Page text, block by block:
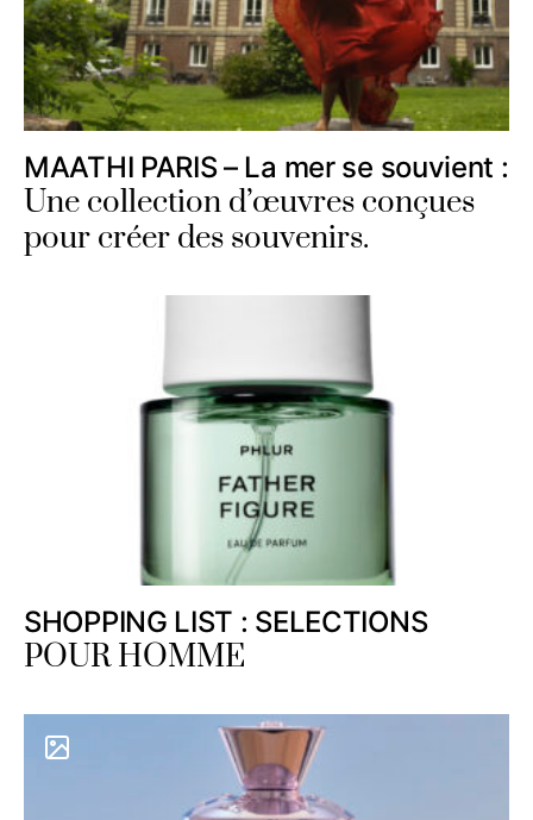
MAATHI PARIS – La mer se souvient :
Une collection d’œuvres conçues
pour créer des souvenirs.
SHOPPING LIST : SELECTIONS
POUR HOMME